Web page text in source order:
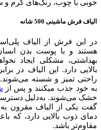
خوبی با چوب، رنگ‌های گرم
الياف فرش ماشينی 500 شانه
در این فرش از الیاف
هستند و با پوست بدن
بهداشتی، مشکلی ایجاد
بالایی دارد. این الیاف در
راحتی تمیز و شسته
به خود جذب میکنند و پس از
خشک می‌شوند. به‌دلیل دسترسی
گفت یکی از الیاف مقرون
دمای ذوب بالایی دارد، که
مقاوم‌تر باشد.